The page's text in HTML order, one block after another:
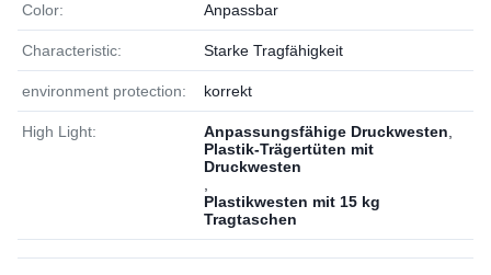
Color: Anpassbar
Characteristic: Starke Tragfähigkeit
environment protection: korrekt
High Light: Anpassungsfähige Druckwesten
Plastik-Trägertüten mit
Druckwesten
Plastikwesten mit 15 kg
Tragtaschen